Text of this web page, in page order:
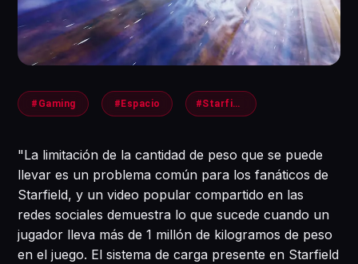
#Gaming #Espacio #Starfield
"La limitación de la cantidad de peso que se puede
llevar es un problema común para los fanáticos de
Starfield, y un video popular compartido en las
redes sociales demuestra lo que sucede cuando un
jugador lleva más de 1 millón de kilogramos de peso
en el juego. El sistema de carga presente en Starfield